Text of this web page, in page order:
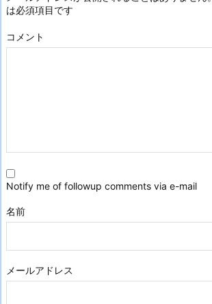
は必須項目です
コメント
Notify me of followup comments via e-mail
名前
メールアドレス